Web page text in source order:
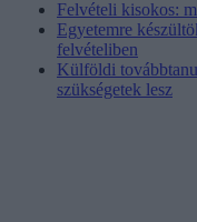
Felvételi kisokos:
Egyetemre
felvételiben
Külföldi
szükségetek lesz